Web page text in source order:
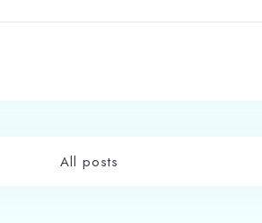
All posts